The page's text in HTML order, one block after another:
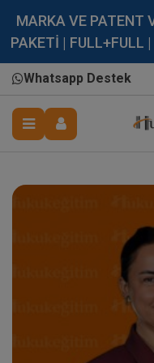
MARKA VE PATENT
PAKETİ | FULL+FULL
Whatsapp Destek